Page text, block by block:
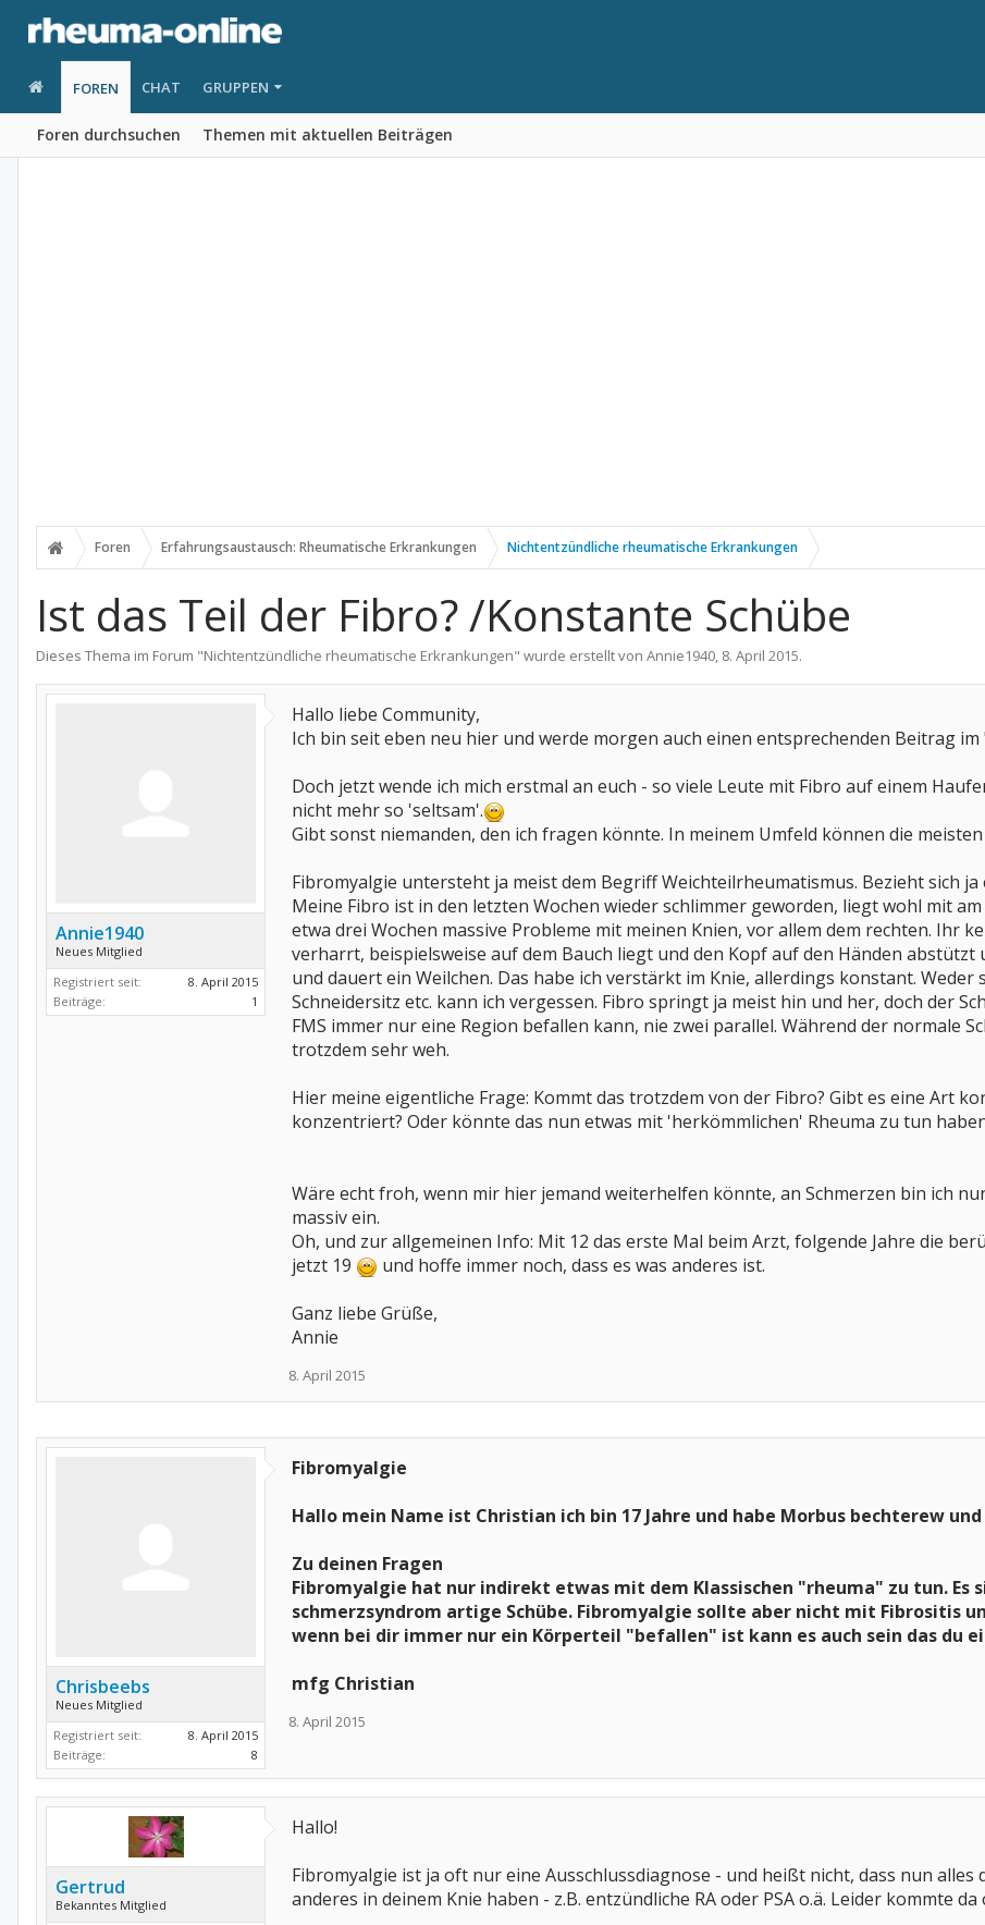
FOREN
Foren durchsuchen Themen mit aktuellen Beiträgen
CHAT GRUPPEN
Foren Erfahrungsaustausch: Rheumatische Erkrankungen Nichtentzündliche rheumatische Erkrankungen
Ist das Teil der Fibro? /Konstante Schübe
Dieses Thema im Forum "Nichtentzündliche rheumatische Erkrankungen" wurde erstellt von Annie1940, 8. April 2015.
Annie1940
Neues Mitglied
Registriert seit:
8. April 2015
Beiträge:
1
Hallo liebe Community,
Ich bin seit eben neu hier und werde morgen auch einen entsprechenden Beitrag
Doch jetzt wende ich mich erstmal an euch - so viele Leute mit Fibro auf einem
nicht mehr so 'seltsam'.
Gibt sonst niemanden, den ich fragen könnte. In meinem Umfeld können die
Fibromyalgie untersteht ja meist dem Begriff Weichteilrheumatismus. Bezieht sich
Meine Fibro ist in den letzten Wochen wieder schlimmer geworden, liegt wohl mit
etwa drei Wochen massive Probleme mit meinen Knien, vor allem dem rechten. Ihr
verharrt, beispielsweise auf dem Bauch liegt und den Kopf auf den Händen
und dauert ein Weilchen. Das habe ich verstärkt im Knie, allerdings konstant.
Schneidersitz etc. kann ich vergessen. Fibro springt ja meist hin und her, doch der
FMS immer nur eine Region befallen kann, nie zwei parallel. Während der normale
trotzdem sehr weh.
Hier meine eigentliche Frage: Kommt das trotzdem von der Fibro? Gibt es eine Art
konzentriert? Oder könnte das nun etwas mit 'herkömmlichen' Rheuma zu tun
Wäre echt froh, wenn mir hier jemand weiterhelfen könnte, an Schmerzen bin ich
massiv ein.
Oh, und zur allgemeinen Info: Mit 12 das erste Mal beim Arzt, folgende Jahre die
jetzt 19
und hoffe immer noch, dass es was anderes ist.
Ganz liebe Grüße,
Annie
8. April 2015
Chrisbeebs
Neues Mitglied
Registriert seit:
8. April 2015
Beiträge:
8
Fibromyalgie
Hallo mein Name ist Christian ich bin 17 Jahre und habe Morbus bechterew
Zu deinen Fragen
Fibromyalgie hat nur indirekt etwas mit dem Klassischen "rheuma" zu tun. Es
schmerzsyndrom artige Schübe. Fibromyalgie sollte aber nicht mit Fibrositis
wenn bei dir immer nur ein Körperteil "befallen" ist kann es auch sein das du
mfg Christian
8. April 2015
Gertrud
Bekanntes Mitglied
Hallo!
Fibromyalgie ist ja oft nur eine Ausschlussdiagnose - und heißt nicht, dass nun
anderes in deinem Knie haben - z.B. entzündliche RA oder PSA o.ä. Leider kommte